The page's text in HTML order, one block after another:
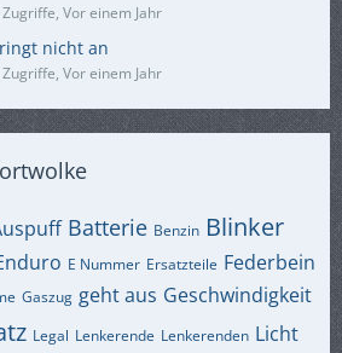
Vor einem Jahr
nicht an
Vor einem Jahr
Batterie Benzin Blinker
E Nummer Ersatzteile Federbein
Gaszug geht aus Geschwindigkeit
Legal Lenkerende Lenkerenden Licht